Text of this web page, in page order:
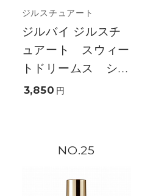
ジルスチュアート
ジルバイ ジルスチ
ュアート スウィー
トドリームス シ...
3,850 円
25